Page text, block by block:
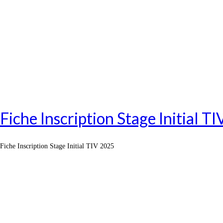
Fiche Inscription Stage Initial
Fiche Inscription Stage Initial TIV 2025